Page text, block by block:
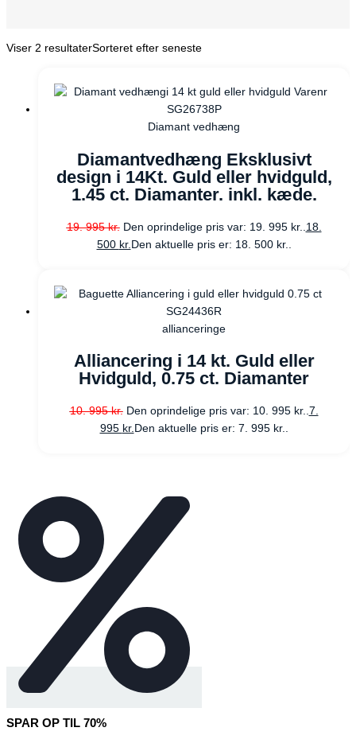
Viser 2 resultaterSorteret efter seneste
Diamant vedhæng
Diamantvedhæng Eksklusivt
design i 14Kt. Guld eller hvidguld,
1.45 ct. Diamanter. inkl. kæde.
19. 995kr. Den oprindelige pris var: 19. 995 kr.. 18.
500 kr. Den aktuelle pris er: 18. 500 kr..
allianceringe
Alliancering i 14 kt. Guld eller
Hvidguld, 0.75 ct. Diamanter
10. 995kr. Den oprindelige pris var: 10. 995 kr..7.
995 kr. Den aktuelle pris er: 7. 995 kr..
SPAR OP TIL 70%